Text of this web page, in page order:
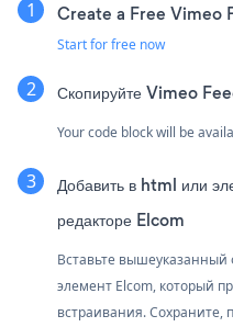
Create a Free Vimeo
Start for free now
Скопируйте Vimeo
Your code block will be
Добавить в html или
редакторе Elcom
Вставьте вышеуказанный
элемент Elcom, который
встраивания. Сохраните,